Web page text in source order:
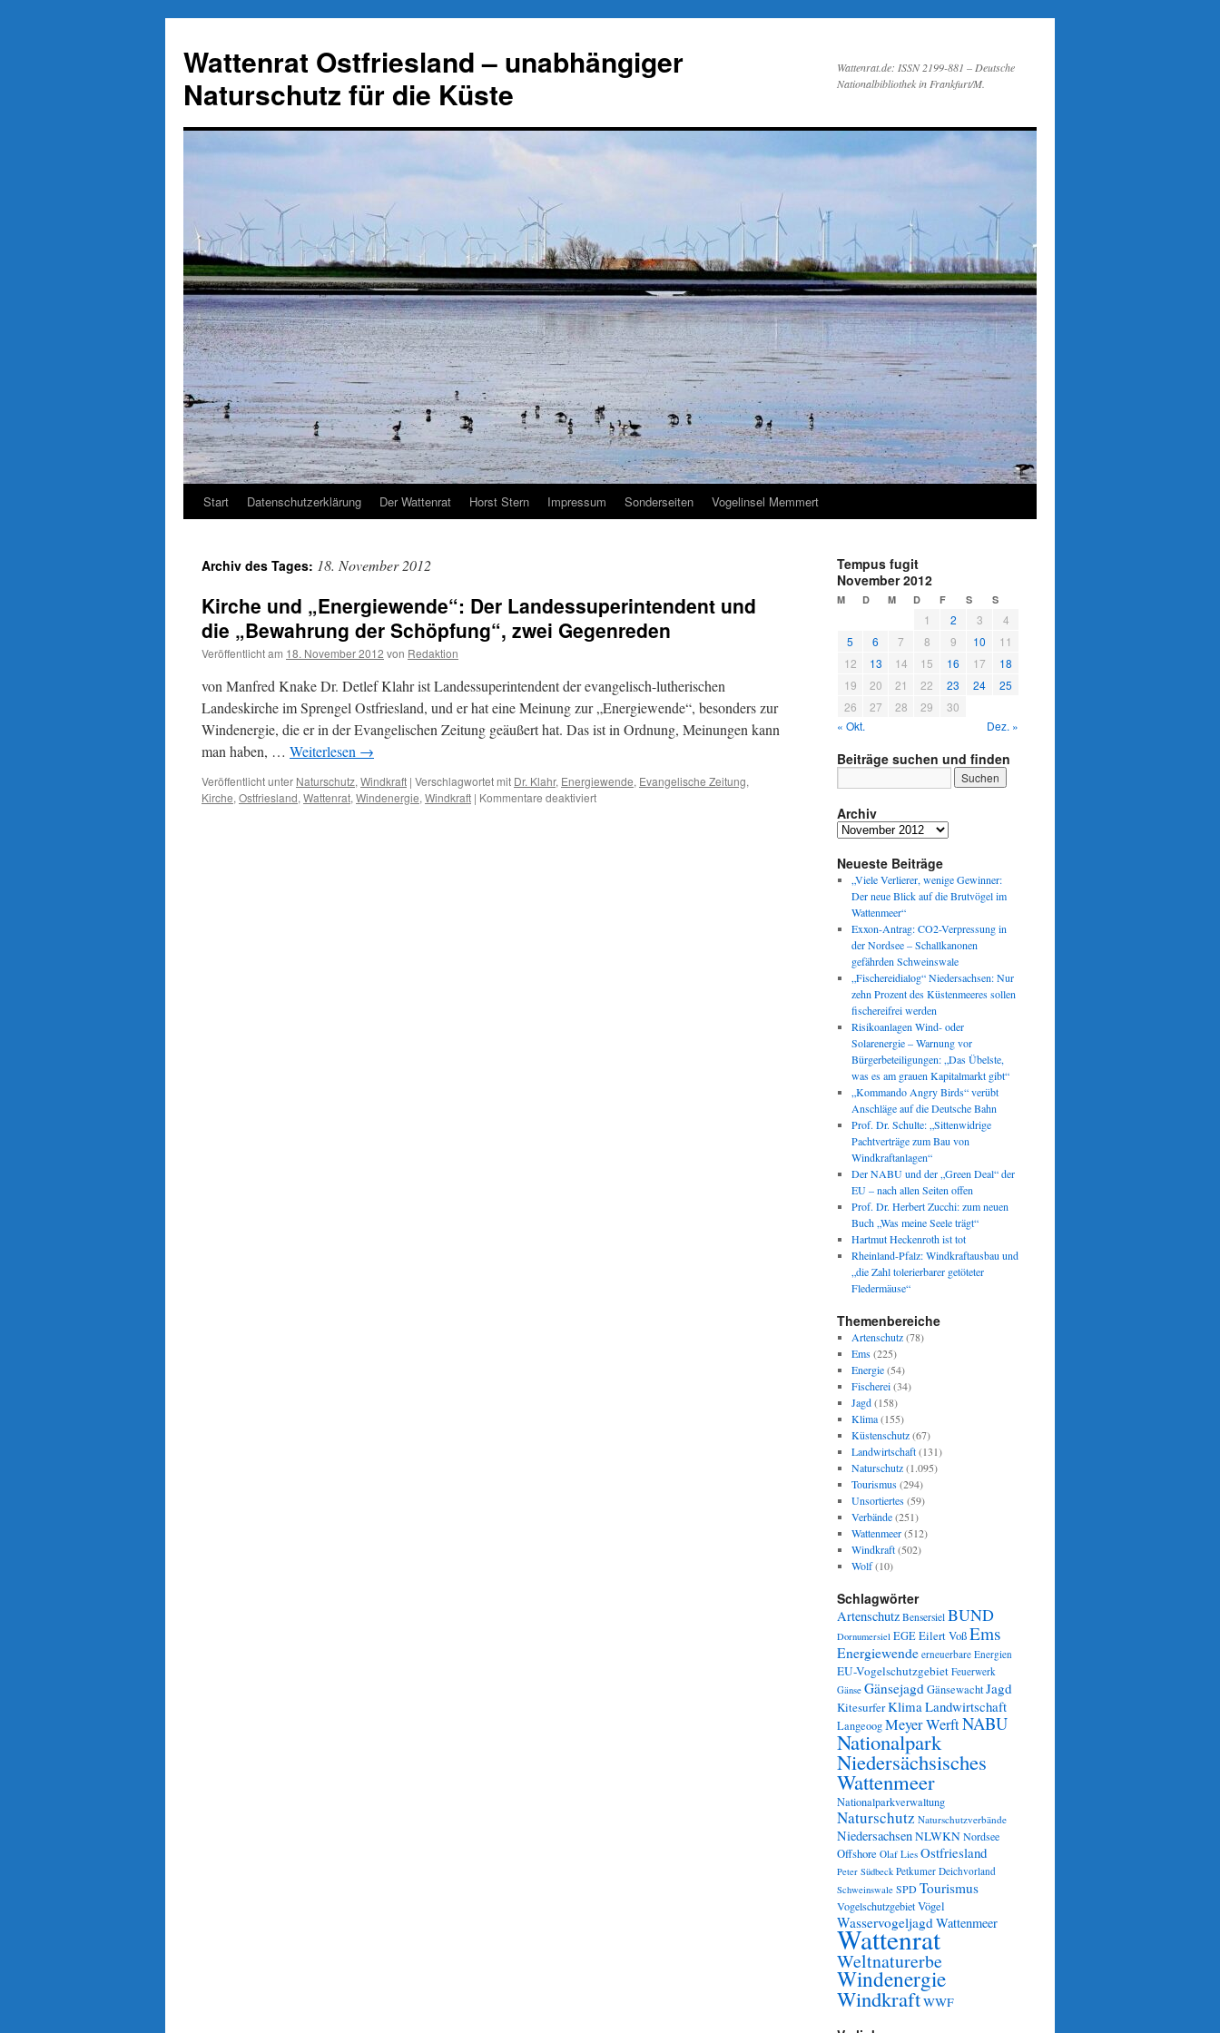
springen
Wattenrat Ostfriesland – unabhängiger
Naturschutz für die Küste
Wattenrat.de: ISSN 2199-881 – Deutsche
Nationalbibliothek in Frankfurt/M.
Start Datenschutzerklärung Der Wattenrat Horst Stern Impressum Sonderseiten Vogelinsel Memmert
Archiv des Tages: 18. November 2012
Kirche und „Energiewende“: Der Landessuperintendent und
die „Bewahrung der Schöpfung“, zwei Gegenreden
Veröffentlicht am 18. November 2012 von Redaktion
von Manfred Knake Dr. Detlef Klahr ist Landessuperintendent der evangelisch-lutherischen
Landeskirche im Sprengel Ostfriesland, und er hat eine Meinung zur „Energiewende“, besonders zur
Windenergie, die er in der Evangelischen Zeitung geäußert hat. Das ist in Ordnung, Meinungen kann
man haben, … Weiterlesen →
Veröffentlicht unter Naturschutz, Windkraft | Verschlagwortet mit Dr. Klahr, Energiewende, Evangelische Zeitung,
Kirche, Ostfriesland, Wattenrat, Windenergie, Windkraft | Kommentare deaktiviertfür
Tempus fugit
November 2012
M D M D F S S
1 2 3
4
5
6 7 8 9 10
11
12
13 14 15 16 17
18
19
20 21 22 23 24
25
26
27 28 29
30
« Okt.
Dez. »
Beiträge suchen und finden
Archiv
Archiv
Neueste Beiträge
„Viele Verlierer, wenige Gewinner:
Der neue Blick auf die Brutvögel im
Wattenmeer“
Exxon-Antrag: CO2-Verpressung in
der Nordsee – Schallkanonen
gefährden Schweinswale
„Fischereidialog“ Niedersachsen: Nur
zehn Prozent des Küstenmeeres sollen
fischereifrei werden
Risikoanlagen Wind- oder
Solarenergie – Warnung vor
Bürgerbeteiligungen: „Das Übelste,
was es am grauen Kapitalmarkt gibt“
„Kommando Angry Birds“ verübt
Anschläge auf die Deutsche Bahn
Prof. Dr. Schulte: „Sittenwidrige
Pachtverträge zum Bau von
Windkraftanlagen“
Der NABU und der „Green Deal“ der
EU – nach allen Seiten offen
Prof. Dr. Herbert Zucchi: zum neuen
Buch „Was meine Seele trägt“
Hartmut Heckenroth ist tot
Rheinland-Pfalz: Windkraftausbau und
„die Zahl tolerierbarer getöteter
Fledermäuse“
Themenbereiche
Artenschutz(78)
Ems(225)
Energie(54)
Fischerei(34)
Jagd(158)
Klima(155)
Küstenschutz(67)
Landwirtschaft(131)
Naturschutz(1.095)
Tourismus(294)
Unsortiertes(59)
Verbände(251)
Wattenmeer(512)
Windkraft(502)
Wolf(10)
Schlagwörter
Artenschutz Bensersiel BUND
Dornumersiel EGEEilert VoßEms
Energiewende erneuerbare Energien
EU-Vogelschutzgebiet Feuerwerk
Gänse GänsejagdGänsewachtJagd
KitesurferKlimaLandwirtschaft
LangeoogMeyer WerftNABU
Nationalpark
Niedersächsisches
Wattenmeer
Nationalparkverwaltung
Naturschutz Naturschutzverbände
NiedersachsenNLWKNNordsee
Offshore Olaf Lies Ostfriesland
Peter Südbeck Petkumer Deichvorland
Schweinswale SPDTourismus
VogelschutzgebietVögel
WasservogeljagdWattenmeer
Wattenrat
Weltnaturerbe
Windenergie
WindkraftWWF